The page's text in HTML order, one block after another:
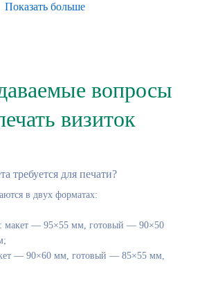
Показать больше
вопросы
визиток
требуется для печати?
в двух форматах:
макет — 95×55 мм, готовый — 90×50
— 90×60 мм, готовый — 85×55 мм,